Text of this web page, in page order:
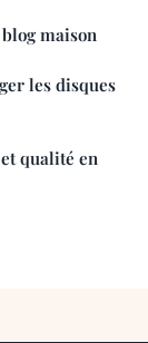
maison
les disques
qualité en